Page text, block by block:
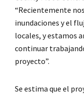
“Recientemente
inundaciones y el
locales, y estamos
continuar
proyecto”.
Se estima que el